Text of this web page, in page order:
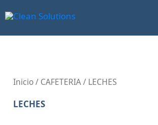
al
contenido
Inicio/ CAFETERIA/ LECHES
LECHES